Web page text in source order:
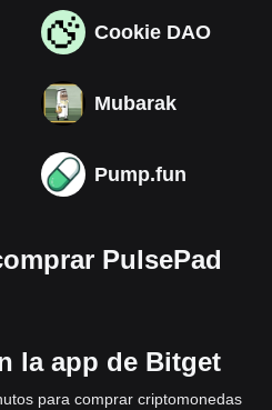
Cookie DAO
Mubarak
Pump.fun
PulsePad
la app de Bitget
para comprar criptomonedas